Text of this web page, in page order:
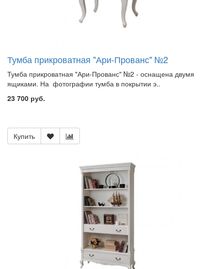
Тумба прикроватная "Ари-Прованс" №2
Тумба прикроватная "Ари-Прованс" №2 - оснащена двумя
ящиками. На фотографии тумба в покрытии э..
23 700 руб.
Купить